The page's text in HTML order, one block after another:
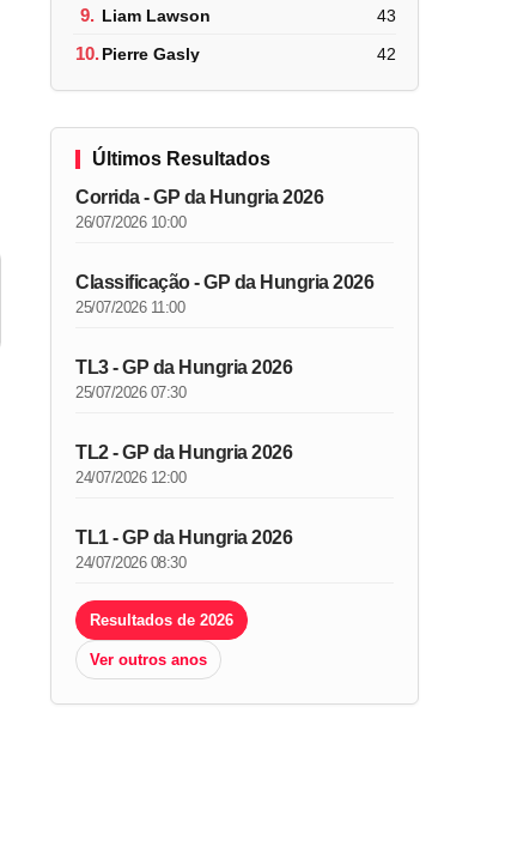
9. Liam Lawson 43
10.Pierre Gasly 42
Últimos Resultados
Corrida - GP da Hungria 2026
26/07/2026 10:00
Classificação - GP da Hungria 2026
25/07/2026 11:00
TL3 - GP da Hungria 2026
25/07/2026 07:30
TL2 - GP da Hungria 2026
24/07/2026 12:00
TL1 - GP da Hungria 2026
24/07/2026 08:30
Resultados de 2026
Ver outros anos